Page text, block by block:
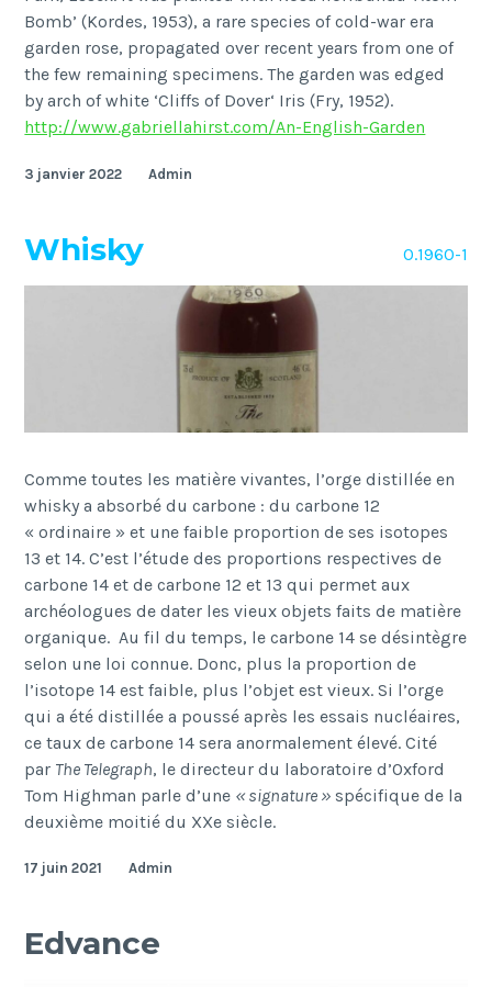
Bomb’ (Kordes, 1953), a rare species of cold-war era
garden rose, propagated over recent years from one of
the few remaining specimens. The garden was edged
by arch of white ‘Cliffs of Dover‘ Iris (Fry, 1952).
http://www.gabriellahirst.com/An-English-Garden
3 janvier 2022 Admin
Whisky O.1960-1
Comme toutes les matière vivantes, l’orge distillée en
whisky a absorbé du carbone : du carbone 12
« ordinaire » et une faible proportion de ses isotopes
13 et 14. C’est l’étude des proportions respectives de
carbone 14 et de carbone 12 et 13 qui permet aux
archéologues de dater les vieux objets faits de matière
organique. Au fil du temps, le carbone 14 se désintègre
selon une loi connue. Donc, plus la proportion de
l’isotope 14 est faible, plus l’objet est vieux. Si l’orge
qui a été distillée a poussé après les essais nucléaires,
ce taux de carbone 14 sera anormalement élevé. Cité
par The Telegraph, le directeur du laboratoire d’Oxford
Tom Highman parle d’une « signature » spécifique de la
deuxième moitié du XXe siècle.
17 juin 2021 Admin
Edvance